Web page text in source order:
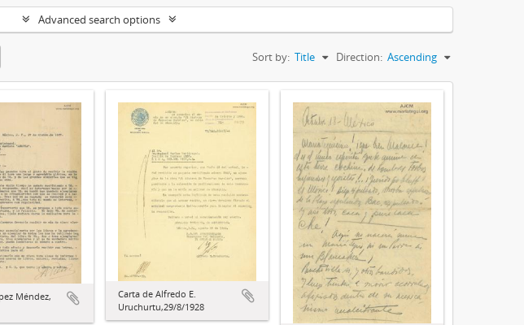
Advanced search options
Sort by: Title Direction: Ascending
Méndez,
Carta de Alfredo E.
Uruchurtu,29/8/1928